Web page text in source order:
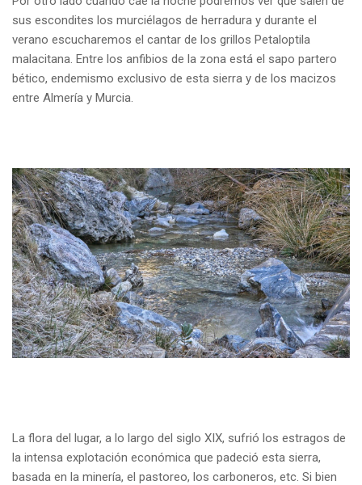
sus escondites los murciélagos de herradura y durante el
verano escucharemos el cantar de los grillos Petaloptila
malacitana. Entre los anfibios de la zona está el sapo partero
bético, endemismo exclusivo de esta sierra y de los macizos
entre Almería y Murcia.
La flora del lugar, a lo largo del siglo XIX, sufrió los estragos de
la intensa explotación económica que padeció esta sierra,
basada en la minería, el pastoreo, los carboneros, etc. Si bien